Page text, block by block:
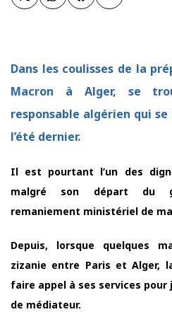
Dans les coulisses de la
Macron à Alger, se
responsable algérien qui
l’été dernier.
Il est pourtant l’un des
malgré son départ du
remaniement ministériel de
Depuis, lorsque quelques
zizanie entre Paris et Alger,
faire appel à ses services pour
de médiateur.